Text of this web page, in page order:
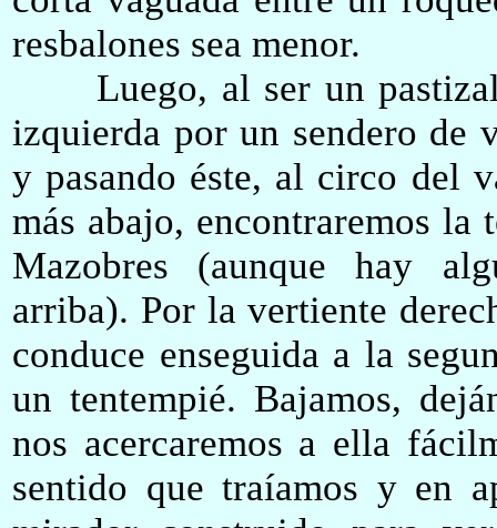
resbalones sea menor.
Luego, al ser un pastizal,
izquierda por un sendero de
y pasando éste, al circo del
más abajo, encontraremos la
Mazobres (aunque hay
arriba). Por la vertiente
conduce enseguida a la
un tentempié. Bajamos,
nos acercaremos a ella
sentido que traíamos y en